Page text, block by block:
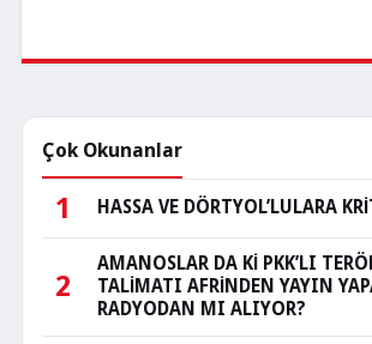
Çok Okunanlar
1 HASSA VE DÖRTYOL’LULARA
2
AMANOSLAR DA Kİ PKK’LI
TALİMATI AFRİNDEN YAYIN
RADYODAN MI ALIYOR?